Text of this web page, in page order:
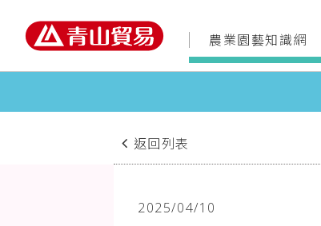
農業園藝知識網
返回列表
2025/04/10